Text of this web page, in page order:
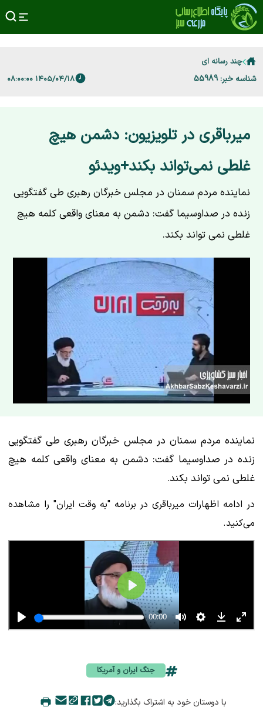
چند رسانه ای
شناسه خبر: 55989 ۱۴۰۵/۰۴/۱۸ ۰۸:۰۰:۰۰
میرباقری در تلویزیون: دشمن هیچ
غلطی نمی‌تواند بکند+ویدئو
نماینده مردم سمنان در مجلس خبرگان رهبری طی گفتگویی
زنده در صداوسیما گفت: دشمن به معنای واقعی کلمه هیچ
غلطی نمی تواند بکند.
نماینده مردم سمنان در مجلس خبرگان رهبری طی گفتگویی
زنده در صداوسیما گفت: دشمن به معنای واقعی کلمه هیچ
غلطی نمی تواند بکند.
در ادامه اظهارات میرباقری در برنامه "به وقت ایران" را مشاهده
می‌کنید.
جنگ ایران و آمریکا
با دوستان خود به اشتراک بگذارید: